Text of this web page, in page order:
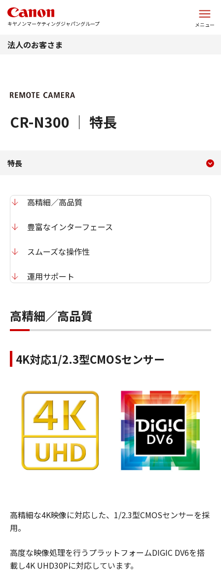
キヤノンマーケティングジャパングループ メニュー
法人のお客さま
CR-N300 ｜ 特長
特長
高精細／高品質
豊富なインターフェース
スムーズな操作性
運用サポート
高精細／高品質
4K対応1/2.3型CMOSセンサー
高精細な4K映像に対応した、1/2.3型CMOSセンサーを採
用。
高度な映像処理を行うプラットフォームDIGIC DV6を搭
載し4K UHD30Pに対応しています。